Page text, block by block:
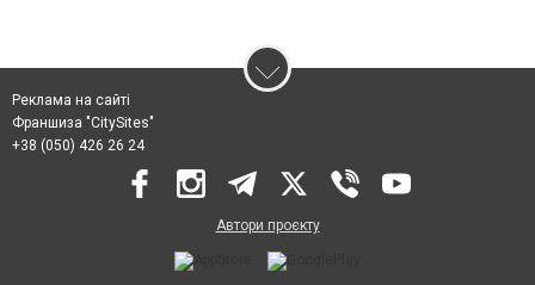
Реклама на сайті
Франшиза "CitySites"
+38 (050) 426 26 24
Автори проєкту